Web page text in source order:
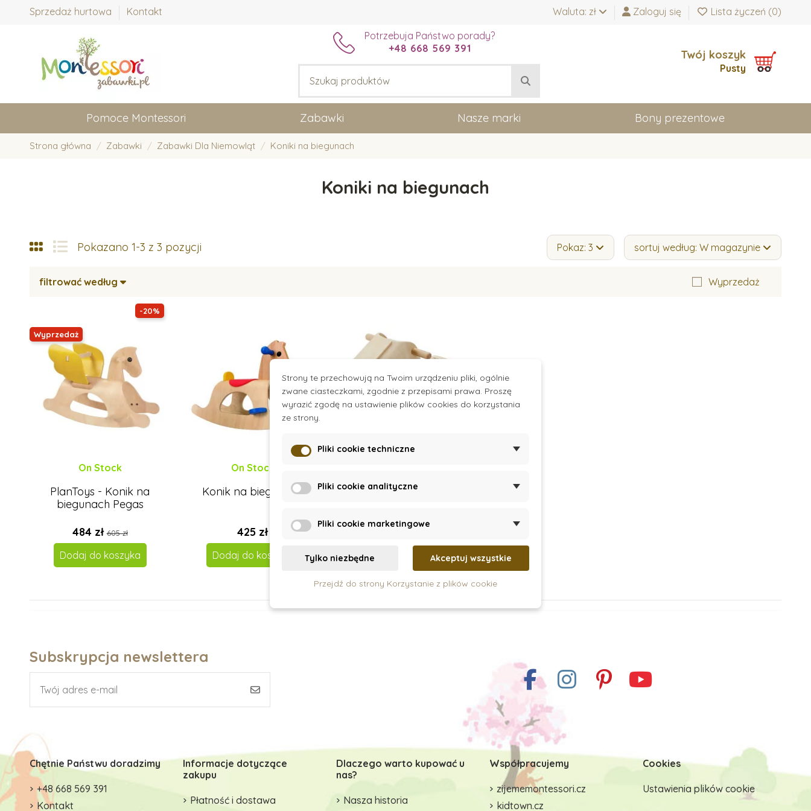
Sprzedaż hurtowa Kontakt Waluta: zł Zaloguj się Lista życzeń (0)
Potrzebuja Państwo porady?
+48 668 569 391
Twój koszyk
Pusty
Pomoce Montessori Zabawki Nasze marki Bony prezentowe
Strona główna Zabawki Zabawki Dla Niemowląt Koniki na biegunach
Koniki na biegunach
Pokazano 1-3 z 3 pozycji Pokaz: 3 sortuj według: W magazynie
filtrować według Wyprzedaż
-20%
Wyprzedaż
On Stock
PlanToys - Konik na
biegunach Pegas
484 zł605 zł
Dodaj do koszyka
On Stock
Konik na biegunach
425 zł
Dodaj do koszyka
Chodzący słoń
1 563 zł
Subskrypcja newslettera
Chętnie Państwu doradzimy
+48 668 569 391
Kontakt
Informacje dotyczące
zakupu
Płatność i dostawa
Dlaczego warto kupować u
nas?
Nasza historia
Współpracujemy
zijememontessori.cz
kidtown.cz
Cookies
Ustawienia plików cookie
Strony te przechowują na Twoim urządzeniu pliki, ogólnie
zwane ciasteczkami, zgodnie z przepisami prawa. Proszę
wyrazić zgodę na ustawienie plików cookies do korzystania
ze strony.
Pliki cookie techniczne
Pliki cookie analityczne
Pliki cookie marketingowe
Tylko niezbędne Akceptuj wszystkie
Przejdź do strony Korzystanie z plików cookie